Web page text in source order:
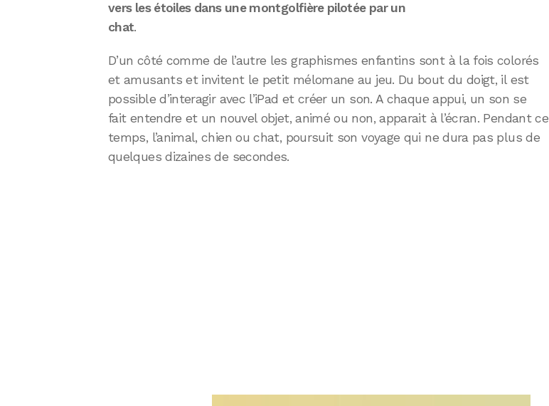
vers les étoiles dans une montgolfière pilotée par un
chat.
D’un côté comme de l’autre les graphismes enfantins sont à la fois colorés
et amusants et invitent le petit mélomane au jeu. Du bout du doigt, il est
possible d’interagir avec l’iPad et créer un son. A chaque appui, un son se
fait entendre et un nouvel objet, animé ou non, apparait à l’écran. Pendant ce
temps, l’animal, chien ou chat, poursuit son voyage qui ne dura pas plus de
quelques dizaines de secondes.